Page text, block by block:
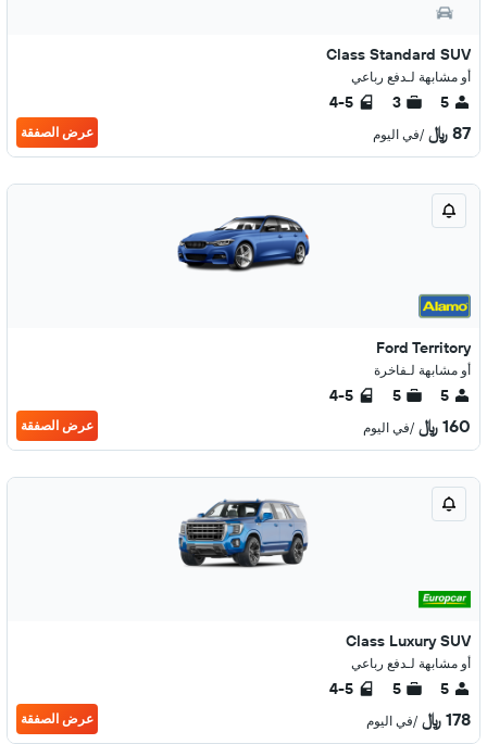
Class Standard SUV
أو مشابهة لـدفع رباعي
5
3
4-5
87 ﷼ /في اليوم عرض الصفقة
Ford Territory
أو مشابهة لـفاخرة
5
5
4-5
160 ﷼ /في اليوم عرض الصفقة
Class Luxury SUV
أو مشابهة لـدفع رباعي
5
5
4-5
178 ﷼ /في اليوم عرض الصفقة